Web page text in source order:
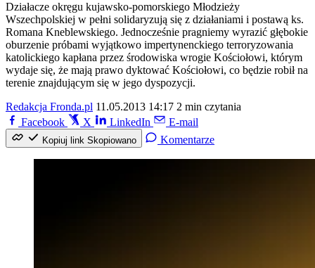
Działacze okręgu kujawsko-pomorskiego Młodzieży
Wszechpolskiej w pełni solidaryzują się z działaniami i postawą ks.
Romana Kneblewskiego. Jednocześnie pragniemy wyrazić głębokie
oburzenie próbami wyjątkowo impertynenckiego terroryzowania
katolickiego kapłana przez środowiska wrogie Kościołowi, którym
wydaje się, że mają prawo dyktować Kościołowi, co będzie robił na
terenie znajdującym się w jego dyspozycji.
Redakcja Fronda.pl 11.05.2013 14:17 2 min czytania
Facebook
X LinkedIn E-mail
Kopiuj link Skopiowano Komentarze